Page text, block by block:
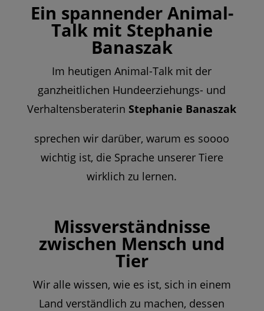
Ein spannender Animal-
Talk mit Stephanie
Banaszak
Im heutigen Animal-Talk mit der
ganzheitlichen Hundeerziehungs- und
Verhaltensberaterin Stephanie Banaszak
sprechen wir darüber, warum es soooo
wichtig ist, die Sprache unserer Tiere
wirklich zu lernen.
Missverständnisse
zwischen Mensch und
Tier
Wir alle wissen, wie es ist, sich in einem
Land verständlich zu machen, dessen